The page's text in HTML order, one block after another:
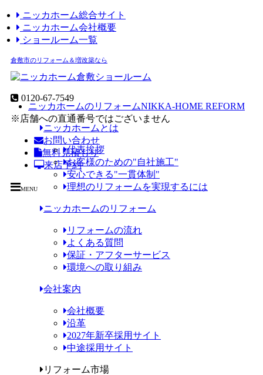
ニッカホーム総合サイト
ニッカホーム会社概要
ショールーム一覧
倉敷市のリフォーム＆増改築なら
0120-67-7549
※店舗への直通番号ではございません
お問い合わせ
無料見積もり
来店予約
MENU
ニッカホームのリフォームNIKKA-HOME REFORM
ニッカホームとは
代表挨拶
お客様のための"自社施工"
安心できる"一貫体制"
理想のリフォームを実現するには
ニッカホームのリフォーム
リフォームの流れ
よくある質問
保証・アフターサービス
環境への取り組み
会社案内
会社概要
沿革
2027年新卒採用サイト
中途採用サイト
リフォーム市場